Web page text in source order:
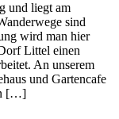
und liegt am
sind
wird man hier
Littel einen
An unserem
und Gartencafe
[…]